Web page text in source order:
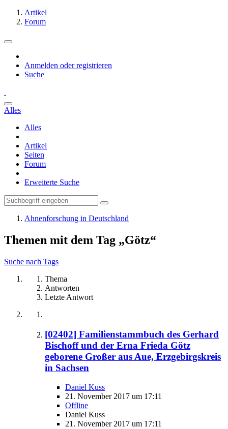
Artikel
Forum
Anmelden oder registrieren
Suche
Alles
Alles
Artikel
Seiten
Forum
Erweiterte Suche
Ahnenforschung in Deutschland
Themen mit dem Tag „Götz“
Suche nach Tags
Thema
Antworten
Letzte Antwort
[02402] Familienstammbuch des Gerhard
Bischoff und der Erna Frieda Götz
geborene Großer aus Aue, Erzgebirgskreis
in Sachsen
Daniel Kuss
21. November 2017 um 17:11
Offline
Daniel Kuss
21. November 2017 um 17:11